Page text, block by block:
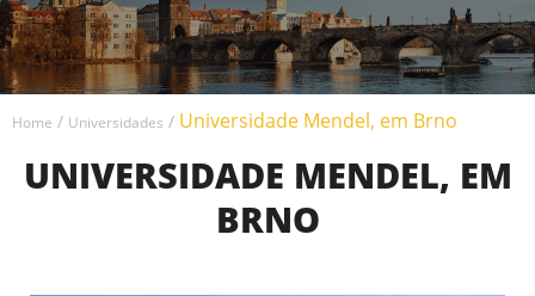
TR
UA
CZ
RU
Home / Universidades / Universidade Mendel, em Brno
UNIVERSIDADE MENDEL, EM
BRNO